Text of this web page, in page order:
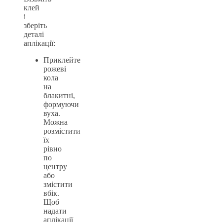
клей
і
зберіть
деталі
аплікації:
Приклейте
рожеві
кола
на
блакитні,
формуючи
вуха.
Можна
розмістити
їх
рівно
по
центру
або
змістити
вбік.
Щоб
надати
аплікації